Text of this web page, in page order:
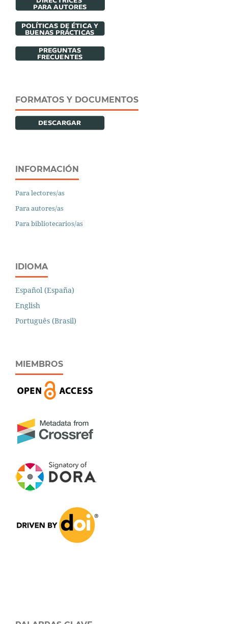
FORMATOS Y DOCUMENTOS
INFORMACIÓN
Para lectores/as
Para autores/as
Para bibliotecarios/as
IDIOMA
Español (España)
English
Português (Brasil)
MIEMBROS